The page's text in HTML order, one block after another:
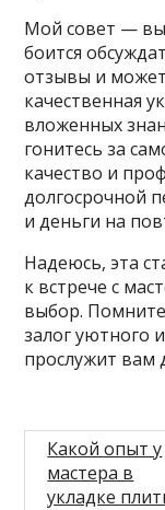
Мой совет —
боится
отзывы и
качественная
вложенных
гонитесь за
качество и
долгосрочной
и деньги на
Надеюсь, эта
к встрече с
выбор.
залог уютного
прослужит вам
Какой опыт у
мастера в
укладке